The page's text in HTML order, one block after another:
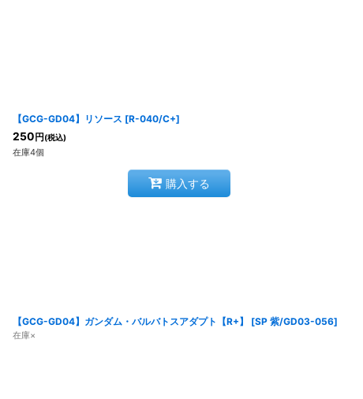
【GCG-GD04】リソース [R-040/C+]
250 円 (税込)
在庫4個
購入する
【GCG-GD04】ガンダム・バルバトスアダプト【R+】 [SP 紫/GD03-056]
在庫×